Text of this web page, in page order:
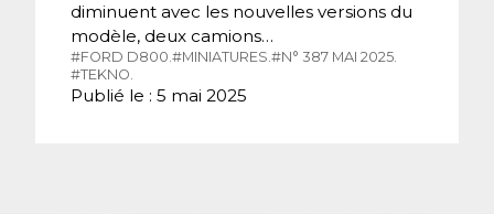
diminuent avec les nouvelles versions du
modèle, deux camions…
#FORD D800.#MINIATURES.#N° 387 MAI 2025.
#TEKNO.
Publié le : 5 mai 2025